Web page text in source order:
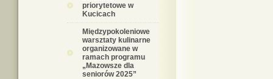
priorytetowe w
Kucicach
Międzypokoleniowe
warsztaty kulinarne
organizowane w
ramach programu
„Mazowsze dla
seniorów 2025”